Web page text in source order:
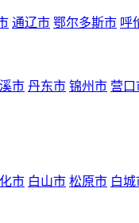
通辽市 鄂尔多斯市 呼
市 丹东市 锦州市 营口
市 白山市 松原市 白城